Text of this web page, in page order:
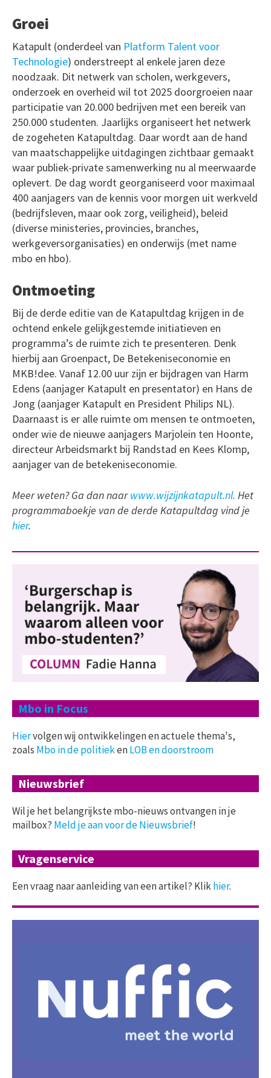
Groei
Katapult (onderdeel van Platform Talent voor
Technologie) onderstreept al enkele jaren deze
noodzaak. Dit netwerk van scholen, werkgevers,
onderzoek en overheid wil tot 2025 doorgroeien naar
participatie van 20.000 bedrijven met een bereik van
250.000 studenten. Jaarlijks organiseert het netwerk
de zogeheten Katapultdag. Daar wordt aan de hand
van maatschappelijke uitdagingen zichtbaar gemaakt
waar publiek-private samenwerking nu al meerwaarde
oplevert. De dag wordt georganiseerd voor maximaal
400 aanjagers van de kennis voor morgen uit werkveld
(bedrijfsleven, maar ook zorg, veiligheid), beleid
(diverse ministeries, provincies, branches,
werkgeversorganisaties) en onderwijs (met name
mbo en hbo).
Ontmoeting
Bij de derde editie van de Katapultdag krijgen in de
ochtend enkele gelijkgestemde initiatieven en
programma’s de ruimte zich te presenteren. Denk
hierbij aan Groenpact, De Betekeniseconomie en
MKB!dee. Vanaf 12.00 uur zijn er bijdragen van Harm
Edens (aanjager Katapult en presentator) en Hans de
Jong (aanjager Katapult en President Philips NL).
Daarnaast is er alle ruimte om mensen te ontmoeten,
onder wie de nieuwe aanjagers Marjolein ten Hoonte,
directeur Arbeidsmarkt bij Randstad en Kees Klomp,
aanjager van de betekeniseconomie.
Meer weten? Ga dan naarwww.wijzijnkatapult.nl. Het
programmaboekje van de derde Katapultdag vind je
hier.
Mbo in Focus
Hiervolgen wij ontwikkelingen en actuele thema's,
zoals Mbo in de politiekenLOB en doorstroom
Nieuwsbrief
Wil je het belangrijkste mbo-nieuws ontvangen in je
mailbox? Meld je aan voor de Nieuwsbrief!
Vragenservice
Een vraag naar aanleiding van een artikel? Klikhier.